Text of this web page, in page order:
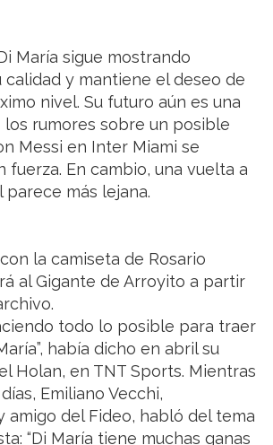
María sigue mostrando
y mantiene el deseo de
nivel. Su futuro aún es una
rumores sobre un posible
Messi en Inter Miami se
fuerza. En cambio, una vuelta a
parece más lejana.
la camiseta de Rosario
al Gigante de Arroyito a partir
todo lo posible para traer
había dicho en abril su
Holan, en TNT Sports. Mientras
Emiliano Vecchi,
amigo del Fideo, habló del tema
“Di María tiene muchas ganas